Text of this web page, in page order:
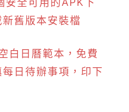
舊版本安裝檔
日曆範本，免費
日待辦事項，印下